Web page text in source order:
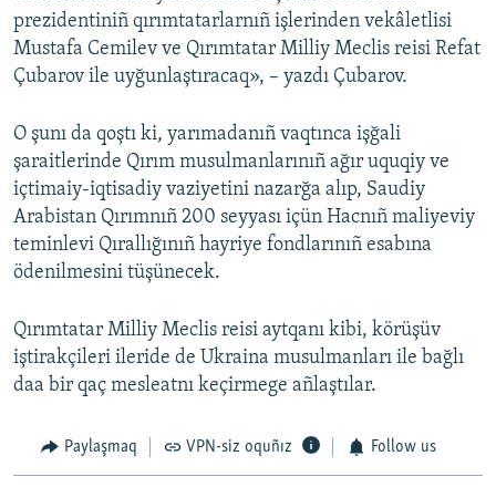
prezidentiniñ qırımtatarlarnıñ işlerinden vekâletlisi
Mustafa Cemilev ve Qırımtatar Milliy Meclis reisi Refat
Çubarov ile uyğunlaştıracaq», – yazdı Çubarov.
O şunı da qoştı ki, yarımadanıñ vaqtınca işğali
şaraitlerinde Qırım musulmanlarınıñ ağır uquqiy ve
içtimaiy-iqtisadiy vaziyetini nazarğa alıp, Saudiy
Arabistan Qırımnıñ 200 seyyası içün Hacnıñ maliyeviy
teminlevi Qırallığınıñ hayriye fondlarınıñ esabına
ödenilmesini tüşünecek.
Qırımtatar Milliy Meclis reisi aytqanı kibi, körüşüv
iştirakçileri ileride de Ukraina musulmanları ile bağlı
daa bir qaç mesleatnı keçirmege añlaştılar.
Paylaşmaq VPN-siz oquñız Follow us